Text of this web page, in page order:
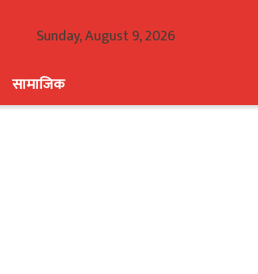
Sunday, August 9, 2026
सामाजिक